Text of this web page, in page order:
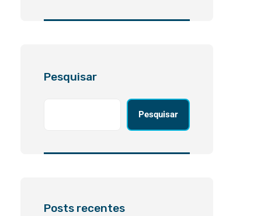
Pesquisar
Pesquisar
Posts recentes